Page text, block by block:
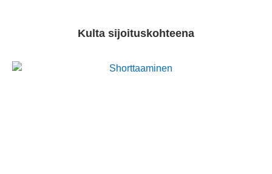
Kulta sijoituskohteena